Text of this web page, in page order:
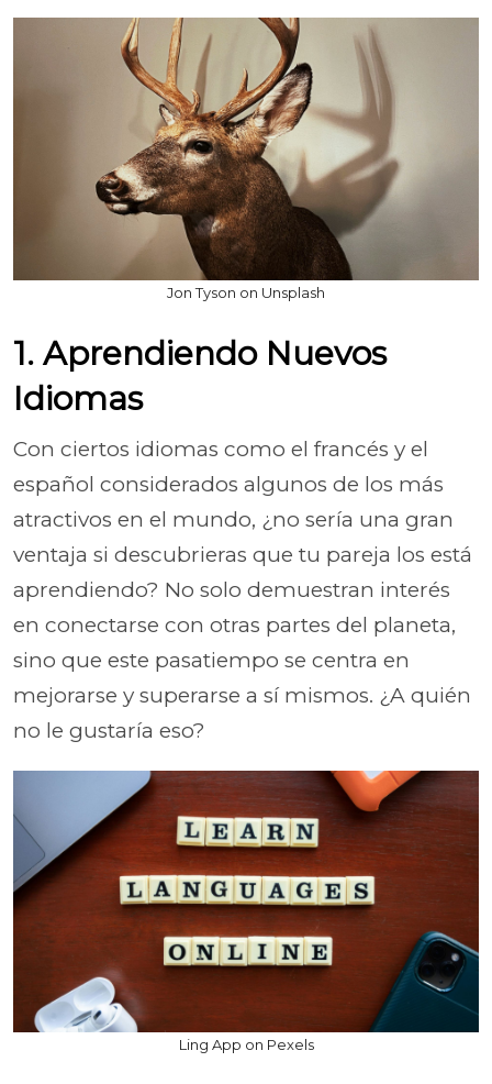
Jon Tyson on Unsplash
1. Aprendiendo Nuevos
Idiomas
Con ciertos idiomas como el francés y el
español considerados algunos de los más
atractivos en el mundo, ¿no sería una gran
ventaja si descubrieras que tu pareja los está
aprendiendo? No solo demuestran interés
en conectarse con otras partes del planeta,
sino que este pasatiempo se centra en
mejorarse y superarse a sí mismos. ¿A quién
no le gustaría eso?
Ling App on Pexels